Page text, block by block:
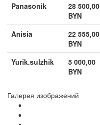
Panasonik
28 500,00
BYN
Anisia
22 555,00
BYN
Yurik.sulzhik
5 000,00
BYN
Галерея изображений